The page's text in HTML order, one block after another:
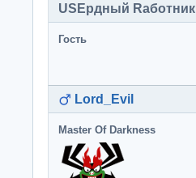
USEрдный Rаботник
Гость
Lord_Evil
Master Of Darkness